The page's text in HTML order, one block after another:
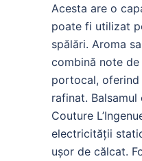
Acesta are o
poate fi utilizat
spălări. Aroma
combină note
portocal, oferind
rafinat.
Couture
electricității
ușor de călcat.